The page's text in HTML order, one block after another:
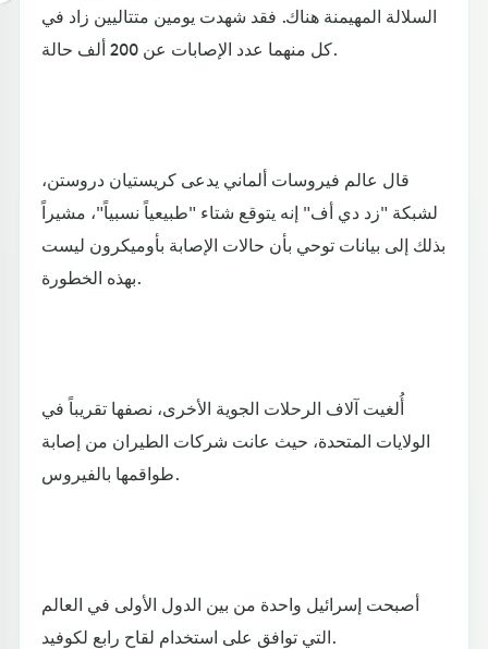
السلالة المهيمنة هناك. فقد شهدت يومين متتاليين زاد في
كل منهما عدد الإصابات عن 200 ألف حالة.
قال عالم فيروسات ألماني يدعى كريستيان دروستن،
لشبكة "زد دي أف" إنه يتوقع شتاء "طبيعياً نسبياً"، مشيراً
بذلك إلى بيانات توحي بأن حالات الإصابة بأوميكرون ليست
بهذه الخطورة.
أُلغيت آلاف الرحلات الجوية الأخرى، نصفها تقريباً في
الولايات المتحدة، حيث عانت شركات الطيران من إصابة
طواقمها بالفيروس.
أصبحت إسرائيل واحدة من بين الدول الأولى في العالم
التي توافق على استخدام لقاح رابع لكوفيد.